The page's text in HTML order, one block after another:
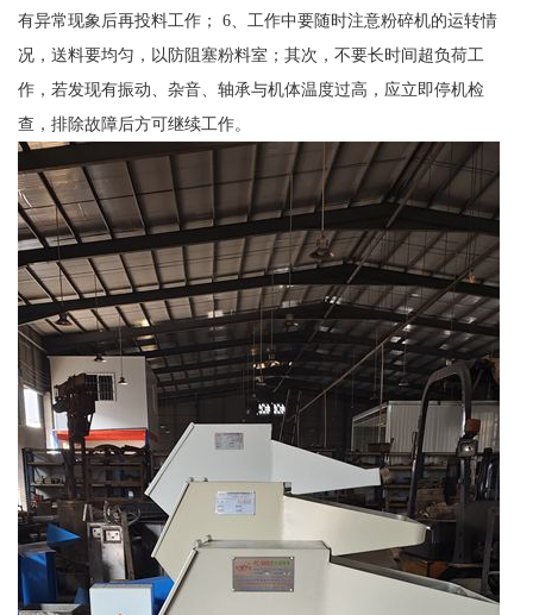
有异常现象后再投料工作； 6、工作中要随时注意粉碎机的运转情
况，送料要均匀，以防阻塞粉料室；其次，不要长时间超负荷工
作，若发现有振动、杂音、轴承与机体温度过高，应立即停机检
查，排除故障后方可继续工作。